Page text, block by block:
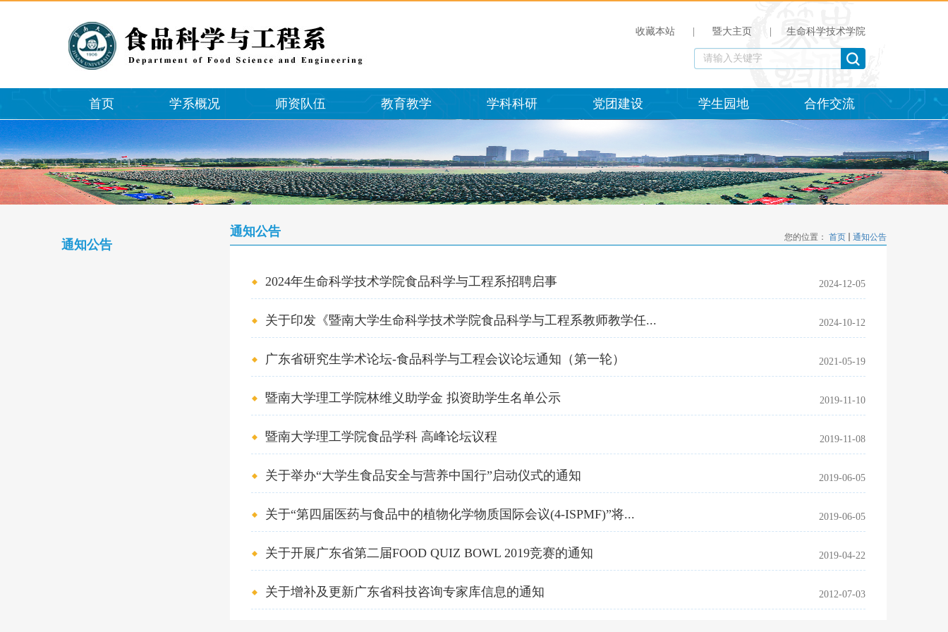
收藏本站 暨大主页 生命科学技术学院
首页 学系概况 师资队伍 教育教学 学科科研 党团建设 学生园地 合作交流
通知公告
通知公告 您的位置： 首页 通知公告
2024年生命科学技术学院食品科学与工程系招聘启事 2024-12-05
关于印发《暨南大学生命科学技术学院食品科学与工程系教师教学任... 2024-10-12
广东省研究生学术论坛-食品科学与工程会议论坛通知（第一轮） 2021-05-19
暨南大学理工学院林维义助学金 拟资助学生名单公示 2019-11-10
暨南大学理工学院食品学科 高峰论坛议程 2019-11-08
关于举办“大学生食品安全与营养中国行”启动仪式的通知 2019-06-05
关于“第四届医药与食品中的植物化学物质国际会议(4-ISPMF)”将... 2019-06-05
关于开展广东省第二届FOOD QUIZ BOWL 2019竞赛的通知 2019-04-22
关于增补及更新广东省科技咨询专家库信息的通知 2012-07-03